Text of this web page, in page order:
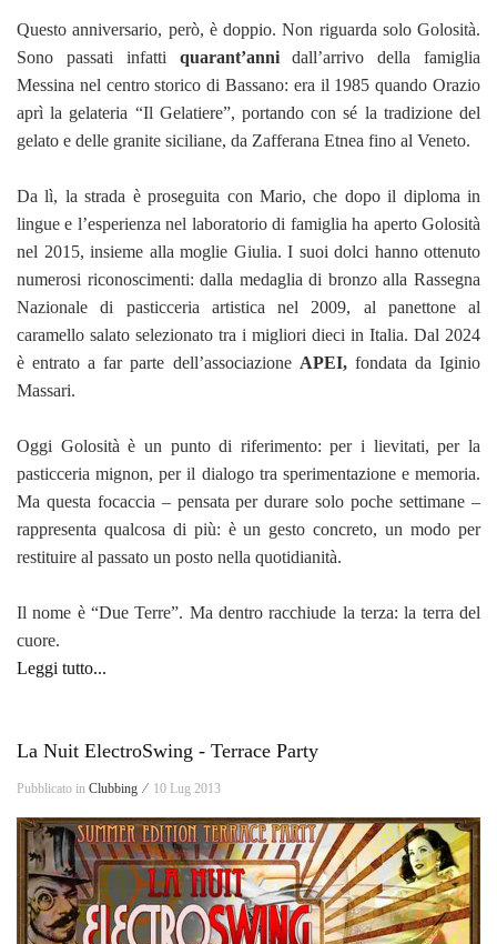
Questo anniversario, però, è doppio. Non riguarda solo Golosità.
Sono passati infatti quarant’annidall’arrivo della famiglia
Messina nel centro storico di Bassano: era il 1985 quando Orazio
aprì la gelateria “Il Gelatiere”, portando con sé la tradizione del
gelato e delle granite siciliane, da Zafferana Etnea fino al Veneto.
Da lì, la strada è proseguita con Mario, che dopo il diploma in
lingue e l’esperienza nel laboratorio di famiglia ha aperto Golosità
nel 2015, insieme alla moglie Giulia. I suoi dolci hanno ottenuto
numerosi riconoscimenti: dalla medaglia di bronzo alla Rassegna
Nazionale di pasticceria artistica nel 2009, al panettone al
caramello salato selezionato tra i migliori dieci in Italia. Dal 2024
è entrato a far parte dell’associazione APEI, fondata da Iginio
Massari.
Oggi Golosità è un punto di riferimento: per i lievitati, per la
pasticceria mignon, per il dialogo tra sperimentazione e memoria.
Ma questa focaccia – pensata per durare solo poche settimane –
rappresenta qualcosa di più: è un gesto concreto, un modo per
restituire al passato un posto nella quotidianità.
Il nome è “Due Terre”. Ma dentro racchiude la terza: la terra del
cuore.
Leggi tutto...
La Nuit ElectroSwing - Terrace Party
Pubblicato in Clubbing ⁄ 10 Lug 2013